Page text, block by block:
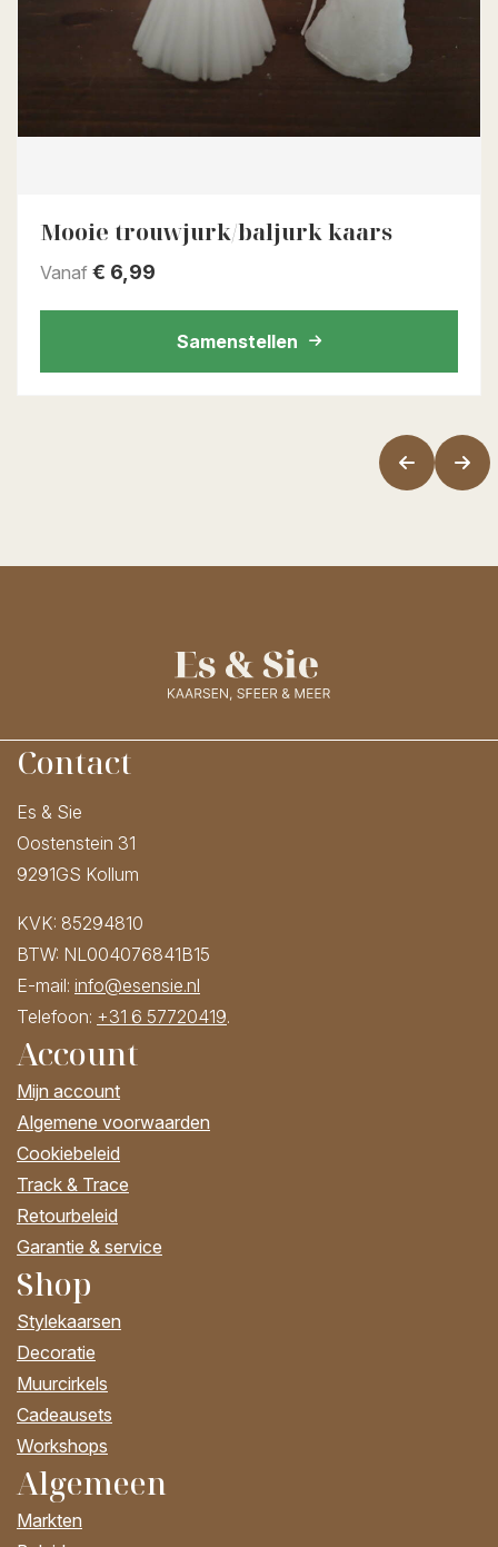
Mooie trouwjurk/baljurk kaars
Vanaf € 6,99
Samenstellen
Contact
Es & Sie
Oostenstein 31
9291GS Kollum
KVK: 85294810
BTW: NL004076841B15
E-mail: info@esensie.nl
Telefoon: +31 6 57720419.
Account
Mijn account
Algemene voorwaarden
Cookiebeleid
Track & Trace
Retourbeleid
Garantie & service
Shop
Stylekaarsen
Decoratie
Muurcirkels
Cadeausets
Workshops
Algemeen
Markten